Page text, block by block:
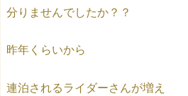
分りませんでしたか？？
昨年くらいから
連泊されるライダーさんが増え